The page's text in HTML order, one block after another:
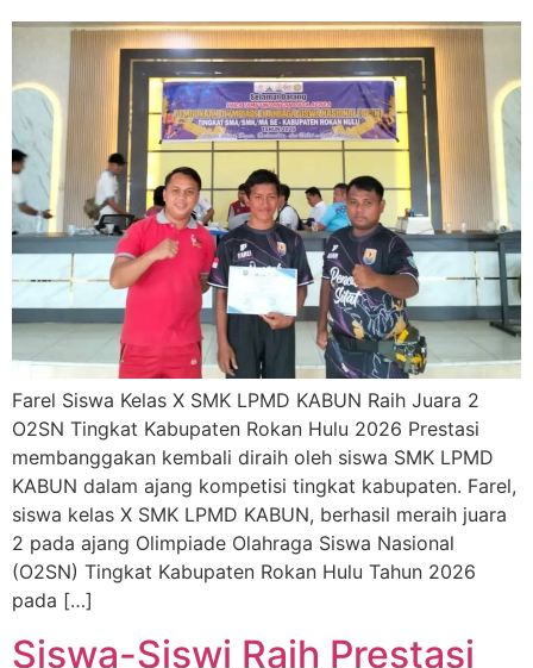
Farel Siswa Kelas X SMK LPMD KABUN Raih Juara 2
O2SN Tingkat Kabupaten Rokan Hulu 2026 Prestasi
membanggakan kembali diraih oleh siswa SMK LPMD
KABUN dalam ajang kompetisi tingkat kabupaten. Farel,
siswa kelas X SMK LPMD KABUN, berhasil meraih juara
2 pada ajang Olimpiade Olahraga Siswa Nasional
(O2SN) Tingkat Kabupaten Rokan Hulu Tahun 2026
pada […]
Siswa-Siswi Raih Prestasi